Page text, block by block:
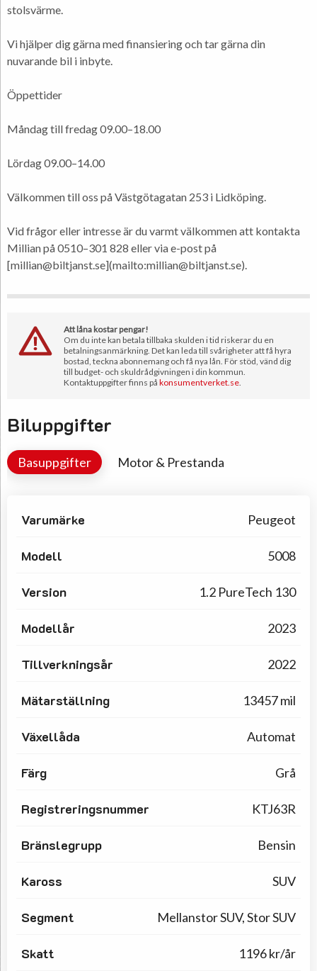
stolsvärme.
Vi hjälper dig gärna med finansiering och tar gärna din
nuvarande bil i inbyte.
Öppettider
Måndag till fredag 09.00–18.00
Lördag 09.00–14.00
Välkommen till oss på Västgötagatan 253 i Lidköping.
Vid frågor eller intresse är du varmt välkommen att kontakta
Millian på 0510–301 828 eller via e-post på
[millian@biltjanst.se](mailto:millian@biltjanst.se).
Att låna kostar pengar!
Om du inte kan betala tillbaka skulden i tid riskerar du en
betalningsanmärkning. Det kan leda till svårigheter att få hyra
bostad, teckna abonnemang och få nya lån. För stöd, vänd dig
till budget- och skuldrådgivningen i din kommun.
Kontaktuppgifter finns på konsumentverket.se.
Biluppgifter
Basuppgifter Motor & Prestanda
Varumärke Peugeot
Modell 5008
Version 1.2 PureTech 130
Modellår 2023
Tillverkningsår 2022
Mätarställning 13457 mil
Växellåda Automat
Färg Grå
Registreringsnummer KTJ63R
Bränslegrupp Bensin
Kaross SUV
Segment Mellanstor SUV, Stor SUV
Skatt 1196 kr/år